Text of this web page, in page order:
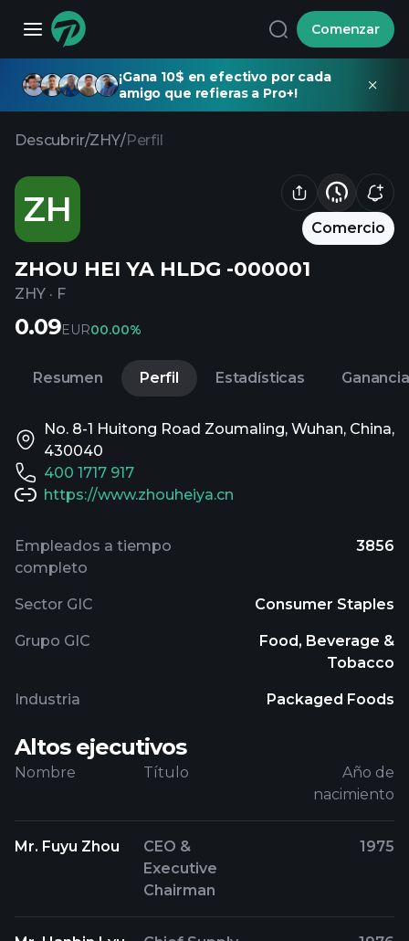
Comenzar
¡Gana 10$ en efectivo por cada
amigo que refieras a Pro+!
Descubrir/ZHY/Perfil
ZH Comercio
ZHOU HEI YA HLDG -000001
ZHY · F
0.09EUR00.00%
Resumen Perfil Estadísticas
No. 8-1 Huitong Road Zoumaling, Wuhan, China,
430040
400 1717 917
https://www.zhouheiya.cn
Empleados a tiempo
completo
3856
Sector GIC Consumer Staples
Grupo GIC
Food, Beverage &
Tobacco
Industria Packaged Foods
Altos ejecutivos
Nombre Título
Año de
nacimiento
Mr. Fuyu Zhou
CEO &
Executive
Chairman
1975